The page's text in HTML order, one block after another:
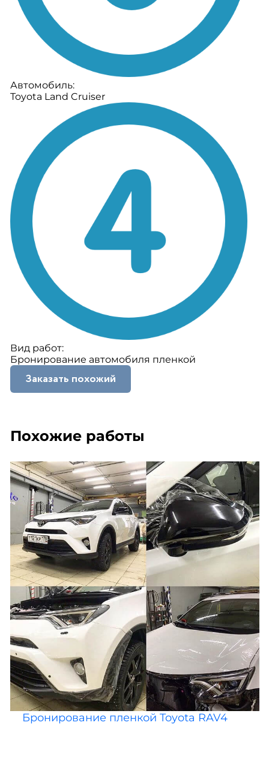
Автомобиль:
Toyota Land Cruiser
Вид работ:
Бронирование автомобиля пленкой
Заказать похожий
Похожие работы
Бронирование пленкой Toyota RAV4